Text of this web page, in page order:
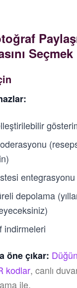
Seçmek
entegrasyonu
depolama
indirmeleri
öne çıkar:
kodlar, canlı
ile.